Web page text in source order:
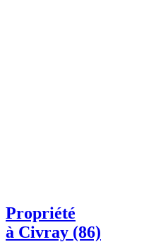
Propriété
à Civray (86)